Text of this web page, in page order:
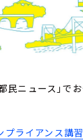
都民ニュース」で
プライアンス講